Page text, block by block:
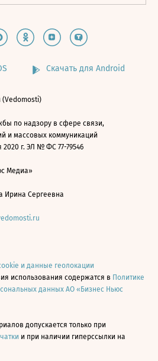
Скачать для Android
(Vedomosti)
по надзору в сфере связи,
и массовых коммуникаций
г. ЭЛ № ФС 77-79546
Медиа»
Ирина Сергеевна
и данные геолокации
использования содержатся в Политике
данных АО «Бизнес Ньюс
допускается только при
и при наличии гиперссылки на